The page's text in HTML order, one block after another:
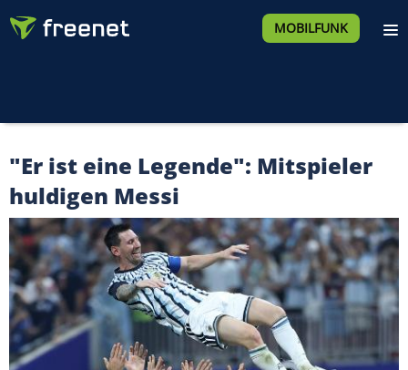
MOBILFUNK
"Er ist eine Legende": Mitspieler
huldigen Messi